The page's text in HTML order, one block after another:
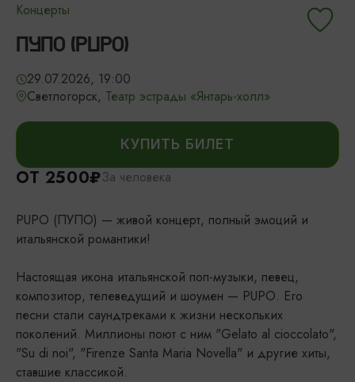
Концерты
ПУПО (PUPO)
29.07.2026, 19:00
Светлогорск, Театр эстрады «Янтарь-холл»
КУПИТЬ БИЛЕТ
ОТ 2500₽За человека
PUPO (ПУПО) — живой концерт, полный эмоций и
итальянской романтики!
Настоящая икона итальянской поп-музыки, певец,
композитор, телеведущий и шоумен — PUPO. Его
песни стали саундтреками к жизни нескольких
поколений. Миллионы поют с ним "Gelato al cioccolato",
"Su di noi", "Firenze Santa Maria Novella" и другие хиты,
ставшие классикой.